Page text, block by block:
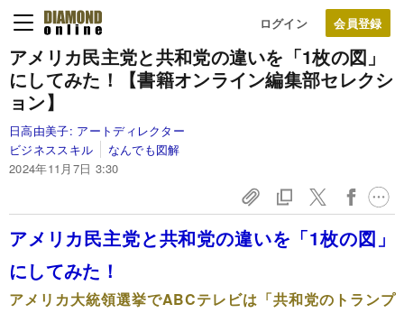
ログイン
アメリカ民主党と共和党の違いを「1枚の図」
にしてみた！【書籍オンライン編集部セレクシ
ョン】
日高由美子: アートディレクター
ビジネススキル
なんでも図解
2024年11月7日 3:30
アメリカ民主党と共和党の違いを「1枚の図」
にしてみた！
アメリカ大統領選挙でABCテレビは「共和党のトランプ